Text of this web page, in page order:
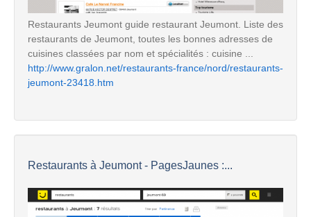
Restaurants Jeumont guide restaurant Jeumont. Liste des
restaurants de Jeumont, toutes les bonnes adresses de
cuisines classées par nom et spécialités : cuisine ...
http://www.gralon.net/restaurants-france/nord/restaurants-
jeumont-23418.htm
Restaurants à Jeumont - PagesJaunes :...